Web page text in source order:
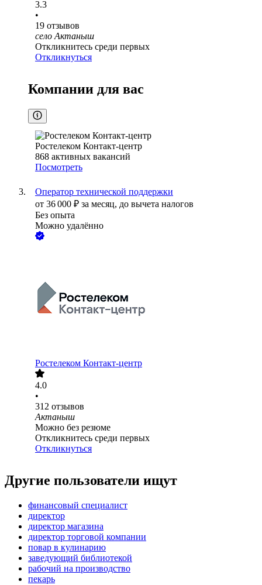
3.3
•
19 отзывов
село Актаныш
Откликнитесь среди первых
Откликнуться
Компании для вас
Ростелеком Контакт-центр
868 активных вакансий
Посмотреть
Оператор технической поддержки
от 36 000 ₽ за месяц, до вычета налогов
Без опыта
Можно удалённо
Ростелеком Контакт-центр
4.0
•
312 отзывов
Актаныш
Можно без резюме
Откликнитесь среди первых
Откликнуться
Другие пользователи ищут
финансовый специалист
директор
директор магазина
директор торговой компании
повар в кулинарию
заведующий библиотекой
рабочий на производство
пекарь